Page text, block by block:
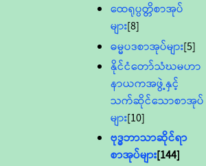
ထေရုပ္ပတ္တိစာအုပ်
များ[8]
ဓမ္မပဒစာအုပ်များ[5]
နိုင်ငံတော်သံဃမဟာ
နာယကအဖွဲ့နှင့်
သက်ဆိုင်သောစာအုပ်
များ[10]
ဗုဒ္ဓဘာသာဆိုင်ရာ
စာအုပ်များ[144]